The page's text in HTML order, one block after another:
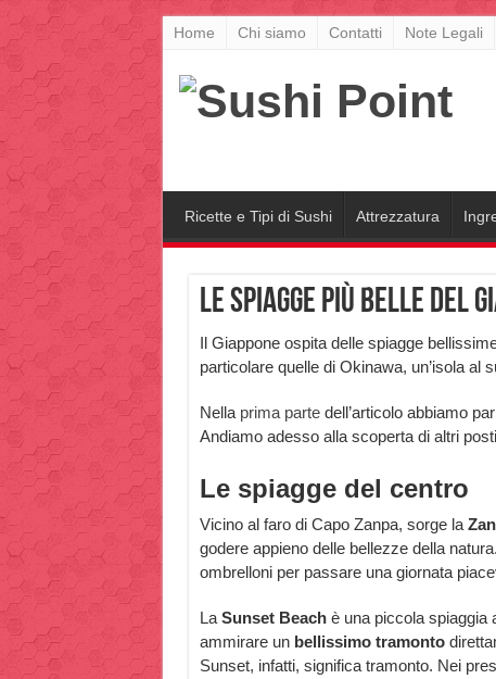
Home Chi siamo Contatti Note Legali
Ricette e Tipi di Sushi Attrezzatura
Le spiagge più belle del
Il Giappone ospita delle spiagge
particolare quelle di Okinawa, un’isola al
Nella prima partedell’articolo abbiamo
Andiamo adesso alla scoperta di altri
Le spiagge del centro
Vicino al faro di Capo Zanpa, sorge la
godere appieno delle bellezze della
ombrelloni per passare una giornata
La Sunset Beachè una piccola spiaggia
ammirare un bellissimo tramonto
Sunset, infatti, significa tramonto. Nei